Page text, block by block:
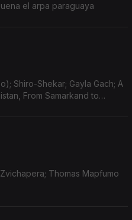
el arpa paraguaya
Shiro-Shekar; Gayla Gach; A
From Samarkand to
Thomas Mapfumo